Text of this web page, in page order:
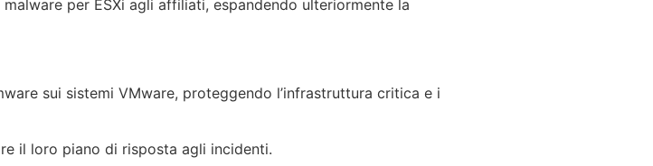
per ESXi agli affiliati, espandendo ulteriormente la
sui sistemi VMware, proteggendo l’infrastruttura critica e i
il loro piano di risposta agli incidenti.